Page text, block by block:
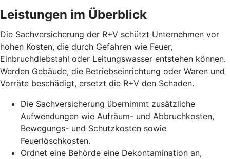
Leistungen im Überblick
Die Sachversicherung der R+V schützt Unternehmen vor
hohen Kosten, die durch Gefahren wie Feuer,
Einbruchdiebstahl oder Leitungswasser entstehen können.
Werden Gebäude, die Betriebseinrichtung oder Waren und
Vorräte beschädigt, ersetzt die R+V den Schaden.
Die Sachversicherung übernimmt zusätzliche
Aufwendungen wie Aufräum- und Abbruchkosten,
Bewegungs- und Schutzkosten sowie
Feuerlöschkosten.
Ordnet eine Behörde eine Dekontamination an,